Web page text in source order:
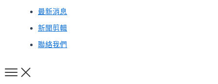
最新消息
新聞剪輯
聯絡我們